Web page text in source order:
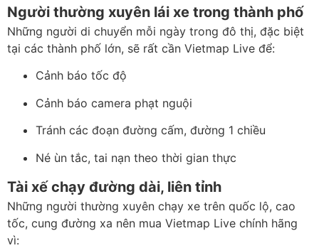
Người thường xuyên lái xe trong thành phố
Những người di chuyển mỗi ngày trong đô thị, đặc biệt
tại các thành phố lớn, sẽ rất cần Vietmap Live để:
Cảnh báo tốc độ
Cảnh báo camera phạt nguội
Tránh các đoạn đường cấm, đường 1 chiều
Né ùn tắc, tai nạn theo thời gian thực
Tài xế chạy đường dài, liên tỉnh
Những người thường xuyên chạy xe trên quốc lộ, cao
tốc, cung đường xa nên mua Vietmap Live chính hãng
vì: